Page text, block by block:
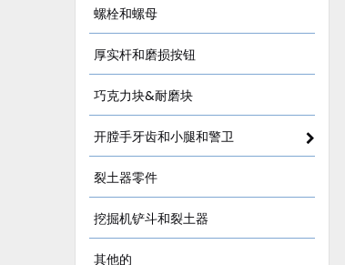
螺栓和螺母
厚实杆和磨损按钮
巧克力块&耐磨块
开膛手牙齿和小腿和警卫
裂土器零件
挖掘机铲斗和裂土器
其他的